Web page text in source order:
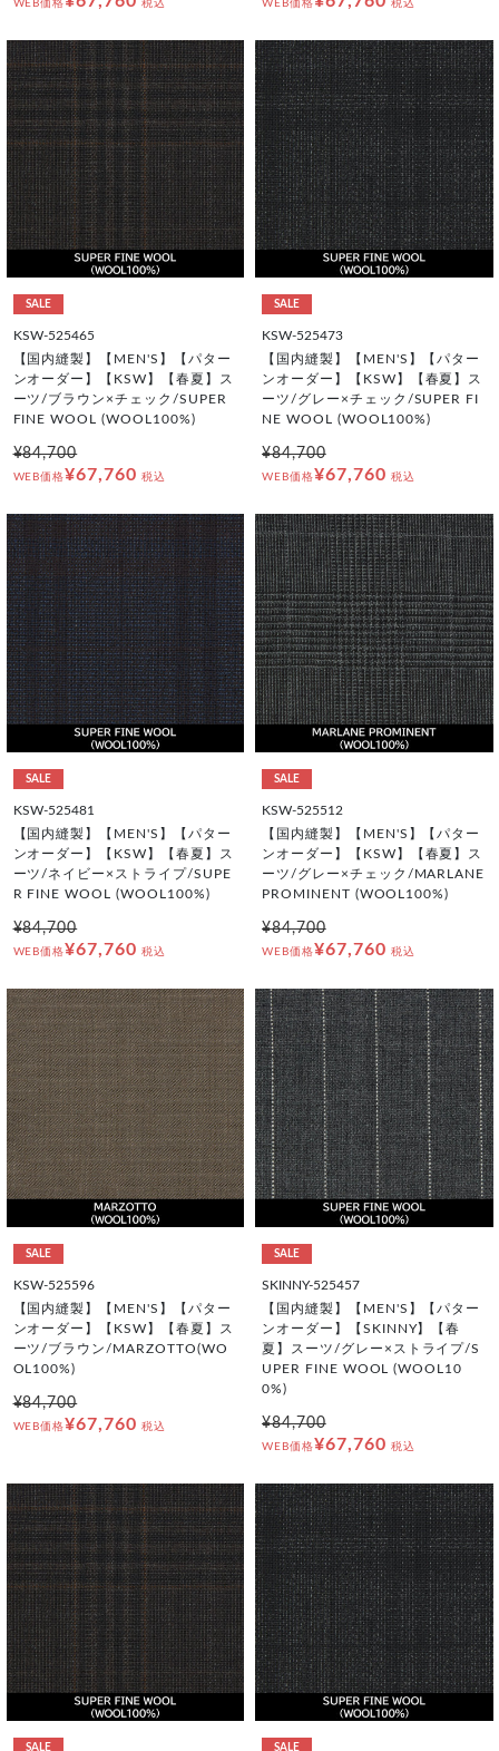
WEB価格 税込 WEB価格 税込
SALE
KSW-525465
【国内縫製】【MEN'S】【パター
ンオーダー】【KSW】【春夏】ス
ーツ/ブラウン×チェック/SUPER
FINE WOOL (WOOL100%)
¥84,700
WEB価格¥67,760 税込
SALE
KSW-525473
【国内縫製】【MEN'S】【パター
ンオーダー】【KSW】【春夏】ス
ーツ/グレー×チェック/SUPER FI
NE WOOL (WOOL100%)
¥84,700
WEB価格¥67,760 税込
SALE
KSW-525481
【国内縫製】【MEN'S】【パター
ンオーダー】【KSW】【春夏】ス
ーツ/ネイビー×ストライプ/SUPE
R FINE WOOL (WOOL100%)
¥84,700
WEB価格¥67,760 税込
SALE
KSW-525512
【国内縫製】【MEN'S】【パター
ンオーダー】【KSW】【春夏】ス
ーツ/グレー×チェック/MARLANE
PROMINENT (WOOL100%)
¥84,700
WEB価格¥67,760 税込
SALE
KSW-525596
【国内縫製】【MEN'S】【パター
ンオーダー】【KSW】【春夏】ス
ーツ/ブラウン/MARZOTTO(WO
OL100%)
¥84,700
WEB価格¥67,760 税込
SALE
SKINNY-525457
【国内縫製】【MEN'S】【パター
ンオーダー】【SKINNY】【春
夏】スーツ/グレー×ストライプ/S
UPER FINE WOOL (WOOL10
0%)
¥84,700
WEB価格¥67,760 税込
SALE SALE